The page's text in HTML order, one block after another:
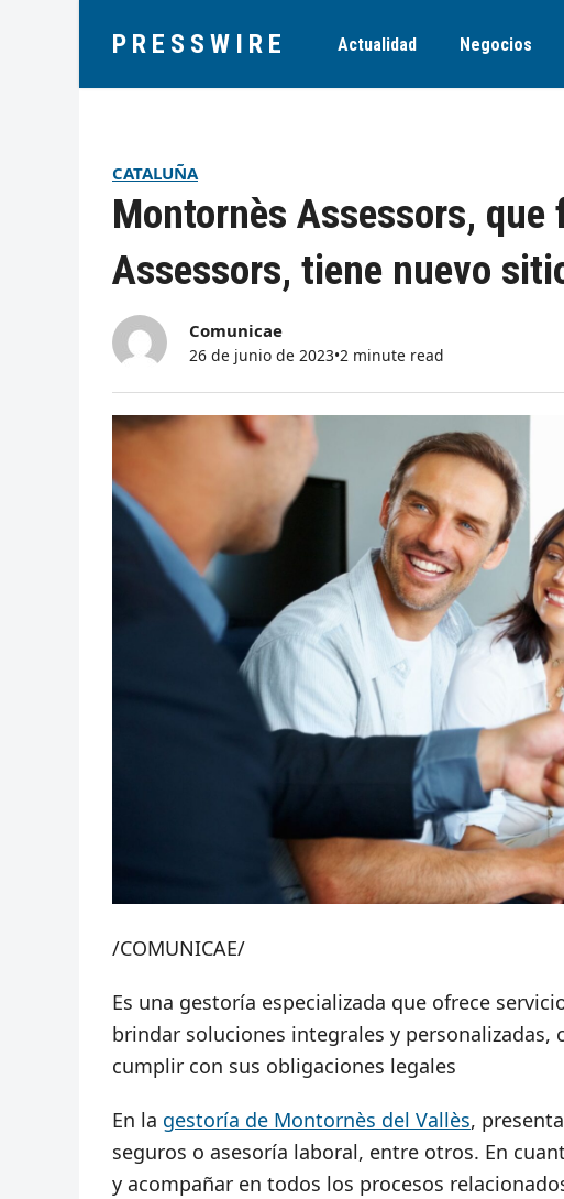
PRESSWIRE Actualidad Negocios
CATALUÑA
Montornès Assessors, que
Assessors, tiene nuevo
Comunicae
26 de junio de 2023•2 minute read
/COMUNICAE/
Es una gestoría especializada que ofrece
brindar soluciones integrales y
cumplir con sus obligaciones legales
En la gestoría de Montornès del Vallès,
seguros o asesoría laboral, entre otros. En
y acompañar en todos los procesos